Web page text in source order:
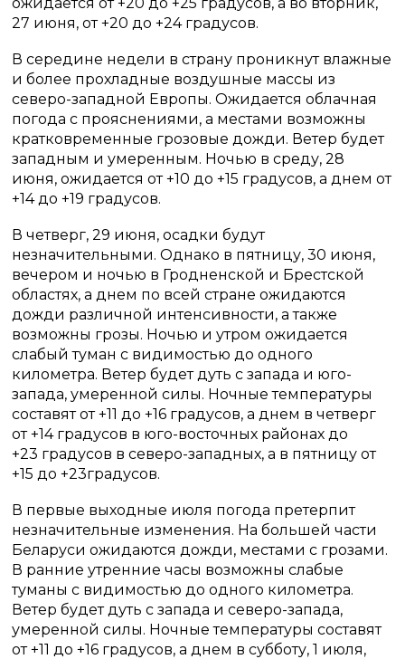
27 июня, от +20 до +24 градусов.
В середине недели в страну проникнут влажные
и более прохладные воздушные массы из
северо-западной Европы. Ожидается облачная
погода с прояснениями, а местами возможны
кратковременные грозовые дожди. Ветер будет
западным и умеренным. Ночью в среду, 28
июня, ожидается от +10 до +15 градусов, а днем от
+14 до +19 градусов.
В четверг, 29 июня, осадки будут
незначительными. Однако в пятницу, 30 июня,
вечером и ночью в Гродненской и Брестской
областях, а днем по всей стране ожидаются
дожди различной интенсивности, а также
возможны грозы. Ночью и утром ожидается
слабый туман с видимостью до одного
километра. Ветер будет дуть с запада и юго-
запада, умеренной силы. Ночные температуры
составят от +11 до +16 градусов, а днем в четверг
от +14 градусов в юго-восточных районах до
+23 градусов в северо-западных, а в пятницу от
+15 до +23градусов.
В первые выходные июля погода претерпит
незначительные изменения. На большей части
Беларуси ожидаются дожди, местами с грозами.
В ранние утренние часы возможны слабые
туманы с видимостью до одного километра.
Ветер будет дуть с запада и северо-запада,
умеренной силы. Ночные температуры составят
от +11 до +16 градусов, а днем в субботу, 1 июля,